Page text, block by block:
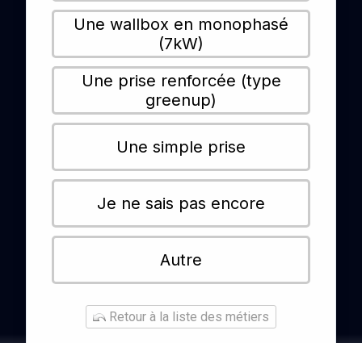
Une wallbox en monophasé
(7kW)
Une prise renforcée (type
greenup)
Une simple prise
Je ne sais pas encore
Autre
Retour à la liste des métiers